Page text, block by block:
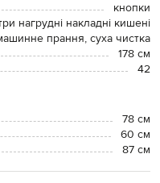
кнопки
нагрудні накладні кишені
прання, суха чистка
178 см
42
78 см
60 см
87 см